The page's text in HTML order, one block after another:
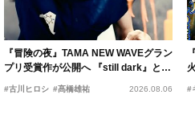
『冒険の夜』TAMA NEW WAVEグラン
プリ受賞作が公開へ 『still dark』と同
時上映決定
#古川ヒロシ #髙橋雄祐 2026.08.06 #